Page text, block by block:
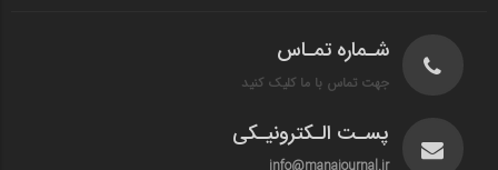
شـماره تمـاس
جهت تماس با ما کلیک کنید
پسـت الـکترونیـکی
info@manajournal.ir